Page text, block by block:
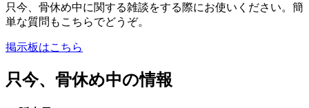
只今、骨休め中に関する雑談をする際にお使いください。簡
単な質問もこちらでどうぞ。
掲示板はこちら
只今、骨休め中の情報